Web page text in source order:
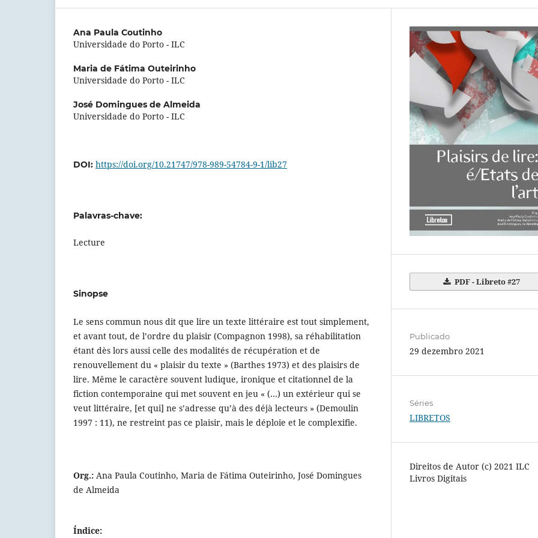
Ana Paula Coutinho
Universidade do Porto - ILC
Maria de Fátima Outeirinho
Universidade do Porto - ILC
José Domingues de Almeida
Universidade do Porto - ILC
DOI: https://doi.org/10.21747/978-989-54784-9-1/lib27
Palavras-chave:
Lecture
Sinopse
Le sens commun nous dit que lire un texte littéraire est tout simplement,
et avant tout, de l’ordre du plaisir (Compagnon 1998), sa réhabilitation
étant dès lors aussi celle des modalités de récupération et de
renouvellement du « plaisir du texte » (Barthes 1973) et des plaisirs de
lire. Même le caractère souvent ludique, ironique et citationnel de la
fiction contemporaine qui met souvent en jeu « (…) un extérieur qui se
veut littéraire, [et qui] ne s’adresse qu’à des déjà lecteurs » (Demoulin
1997 : 11), ne restreint pas ce plaisir, mais le déploie et le complexifie.
Org.: Ana Paula Coutinho, Maria de Fátima Outeirinho, José Domingues
de Almeida
Índice:
PDF - Libreto #27
Publicado
29 dezembro 2021
Séries
LIBRETOS
Direitos de Autor (c) 2021 ILC
Livros Digitais